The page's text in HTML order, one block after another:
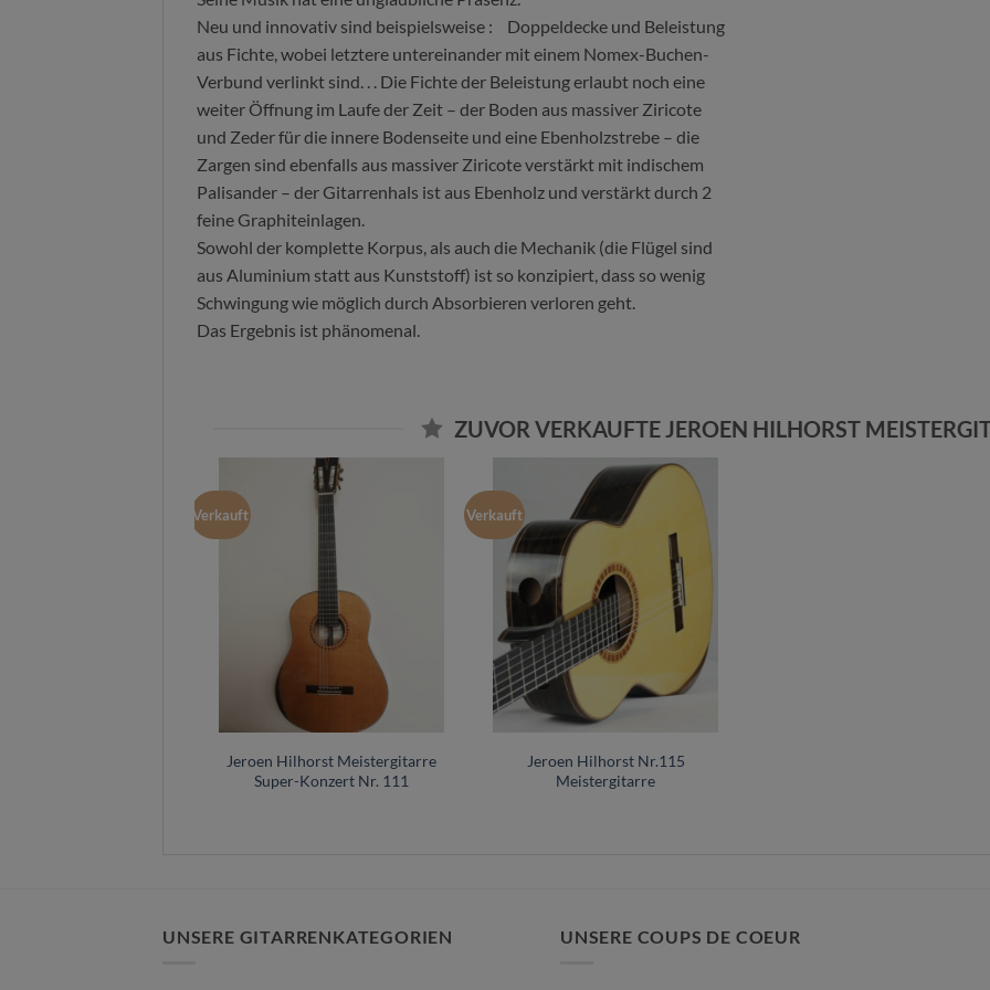
Neu und innovativ sind beispielsweise : Doppeldecke und Beleistung
aus Fichte, wobei letztere untereinander mit einem Nomex-Buchen-
Verbund verlinkt sind. . . Die Fichte der Beleistung erlaubt noch eine
weiter Öffnung im Laufe der Zeit – der Boden aus massiver Ziricote
und Zeder für die innere Bodenseite und eine Ebenholzstrebe – die
Zargen sind ebenfalls aus massiver Ziricote verstärkt mit indischem
Palisander – der Gitarrenhals ist aus Ebenholz und verstärkt durch 2
feine Graphiteinlagen.
Sowohl der komplette Korpus, als auch die Mechanik (die Flügel sind
aus Aluminium statt aus Kunststoff) ist so konzipiert, dass so wenig
Schwingung wie möglich durch Absorbieren verloren geht.
Das Ergebnis ist phänomenal.
ZUVOR VERKAUFTE JEROEN HILHORST
Verkauft
Jeroen Hilhorst Meistergitarre
Super-Konzert Nr. 111
Verkauft
Jeroen Hilhorst Nr.115
Meistergitarre
UNSERE GITARRENKATEGORIEN UNSERE COUPS DE COEUR